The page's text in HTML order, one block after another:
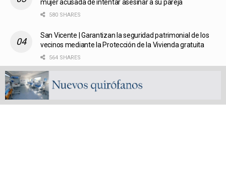
mujer acusada de intentar asesinar a su pareja
580 SHARES
San Vicente | Garantizan la seguridad patrimonial de los
vecinos mediante la Protección de la Vivienda gratuita
564 SHARES
Fútbol liguista | Defensores de Glew arrasó en las finales
de la Copa de Oro del Femenino y Veterano de la
Metropolitana